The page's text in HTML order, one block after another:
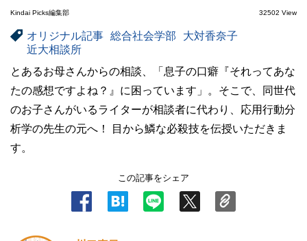
Kindai Picks編集部 32502 View
オリジナル記事 総合社会学部
大対香奈子
近大相談所
とあるお母さんからの相談、「息子の口癖『それってあな
たの感想ですよね？』に困っています」。そこで、同世代
のお子さんがいるライターが相談者に代わり、応用行動分
析学の先生の元へ！ 目から鱗な必殺技を伝授いただきま
す。
この記事をシェア